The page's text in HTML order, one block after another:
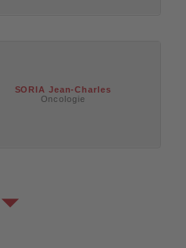
SORIA Jean-Charles
Oncologie